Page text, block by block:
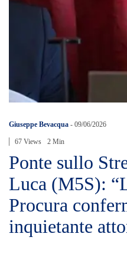
Giuseppe Bevacqua - 09/06/2026
67 Views 2 Min
Ponte sullo
Luca (M5S):
Procura
inquietante